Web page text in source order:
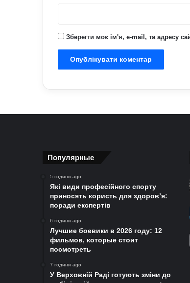
Зберегти моє ім'я, e-mail, та адресу
Популярные
5 години ago
Які види професійного спорту
приносять користь для здоров’я:
поради експертів
6 години ago
Лучшие боевики в 2026 году: 12
фильмов, которые стоит
посмотреть
7 години ago
У Верховній Раді готують зміни до